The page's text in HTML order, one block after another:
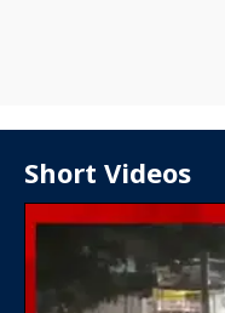
Short Videos